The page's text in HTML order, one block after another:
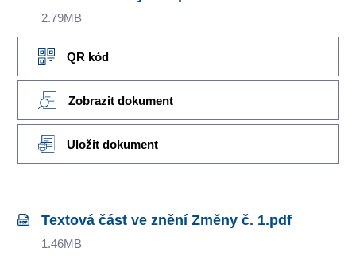
2.79MB
QR kód
Zobrazit dokument
Uložit dokument
Textová část ve znění Změny č. 1.pdf
1.46MB